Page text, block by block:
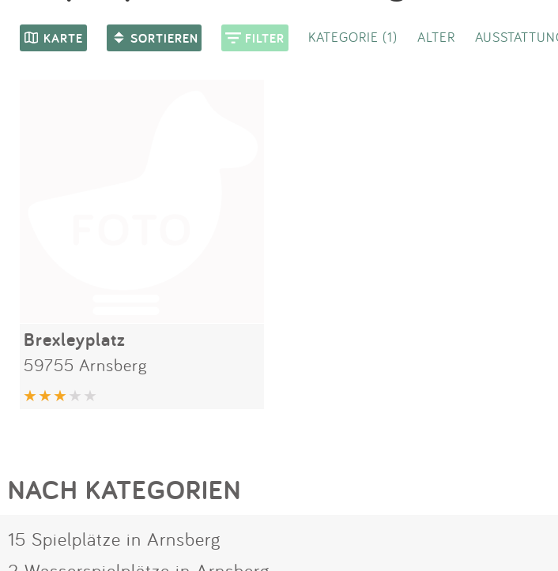
KARTE SORTIEREN FILTER KATEGORIE (1) ALTER
Brexleyplatz
59755 Arnsberg
NACH KATEGORIEN
15 Spielplätze in Arnsberg